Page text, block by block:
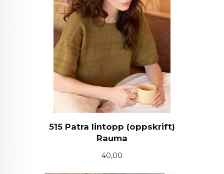
515 Patra lintopp (oppskrift)
Rauma
Pris
40,00